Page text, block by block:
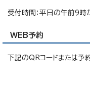
受付時間：平日の午前9時
WEB予約
下記のQRコードまたは予